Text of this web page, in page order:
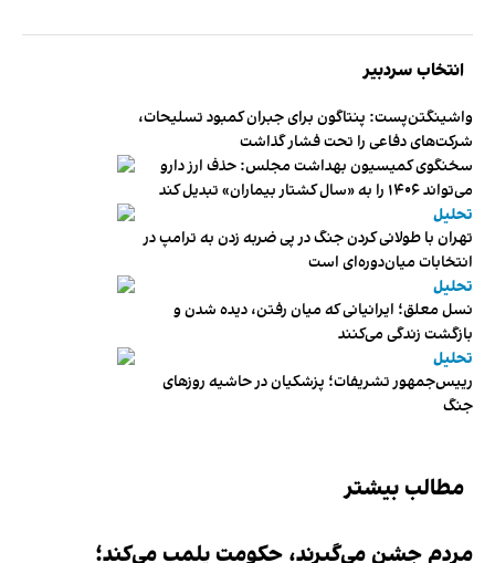
انتخاب سردبیر
واشینگتن‌پست: پنتاگون برای جبران کمبود تسلیحات،
شرکت‌های دفاعی را تحت فشار گذاشت
سخنگوی کمیسیون بهداشت مجلس: حذف ارز دارو
می‌تواند ۱۴۰۶ را به «سال کشتار بیماران» تبدیل کند
تحلیل
تهران با طولانی کردن جنگ در پی ضربه زدن به ترامپ در
انتخابات میان‌دوره‌ای است
تحلیل
نسل معلق؛ ایرانیانی که میان رفتن، دیده شدن و
بازگشت زندگی می‌کنند
تحلیل
رییس‌جمهور تشریفات؛ پزشکیان در حاشیه روزهای
جنگ
مطالب بیشتر
مردم جشن می‌گیرند، حکومت پلمب می‌کند؛